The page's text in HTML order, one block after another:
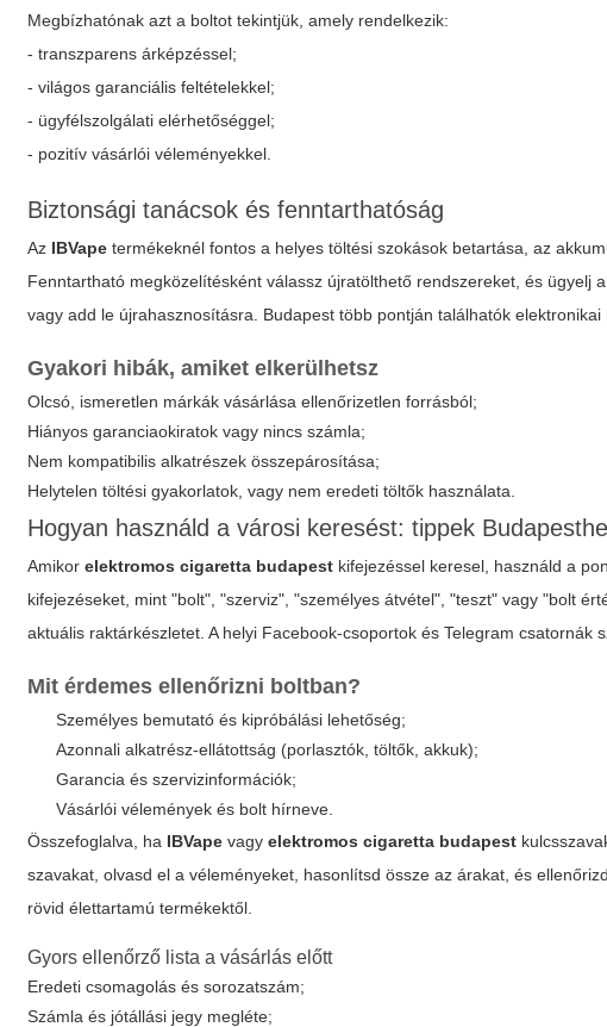
Megbízhatónak azt a boltot tekintjük, amely rendelkezik:
- transzparens árképzéssel;
- világos garanciális feltételekkel;
- ügyfélszolgálati elérhetőséggel;
- pozitív vásárlói véleményekkel.
Biztonsági tanácsok és fenntarthatóság
Az IBVape termékeknél fontos a helyes töltési szokások betartása, az
Fenntartható megközelítésként válassz újratölthető rendszereket, és
vagy add le újrahasznosításra. Budapest több pontján találhatók
Gyakori hibák, amiket elkerülhetsz
Olcsó, ismeretlen márkák vásárlása ellenőrizetlen forrásból;
Hiányos garanciaokiratok vagy nincs számla;
Nem kompatibilis alkatrészek összepárosítása;
Helytelen töltési gyakorlatok, vagy nem eredeti töltők használata.
Hogyan használd a városi keresést: tippek
Amikorelektromos cigaretta budapest kifejezéssel keresel, használd a
kifejezéseket, mint "bolt", "szerviz", "személyes átvétel", "teszt" vagy "bolt
aktuális raktárkészletet. A helyi Facebook-csoportok és Telegram csatornák
Mit érdemes ellenőrizni boltban?
Személyes bemutató és kipróbálási lehetőség;
Azonnali alkatrész-ellátottság (porlasztók, töltők, akkuk);
Garancia és szervizinformációk;
Vásárlói vélemények és bolt hírneve.
Összefoglalva, ha IBVape vagyelektromos cigaretta budapest
szavakat, olvasd el a véleményeket, hasonlítsd össze az árakat, és
rövid élettartamú termékektől.
Gyors ellenőrző lista a vásárlás előtt
Eredeti csomagolás és sorozatszám;
Számla és jótállási jegy megléte;